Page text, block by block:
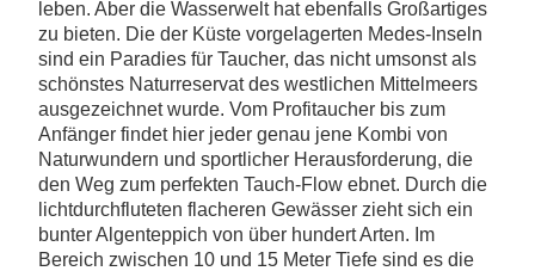
leben. Aber die Wasserwelt hat ebenfalls Großartiges
zu bieten. Die der Küste vorgelagerten Medes-Inseln
sind ein Paradies für Taucher, das nicht umsonst als
schönstes Naturreservat des westlichen Mittelmeers
ausgezeichnet wurde. Vom Profitaucher bis zum
Anfänger findet hier jeder genau jene Kombi von
Naturwundern und sportlicher Herausforderung, die
den Weg zum perfekten Tauch-Flow ebnet. Durch die
lichtdurchfluteten flacheren Gewässer zieht sich ein
bunter Algenteppich von über hundert Arten. Im
Bereich zwischen 10 und 15 Meter Tiefe sind es die